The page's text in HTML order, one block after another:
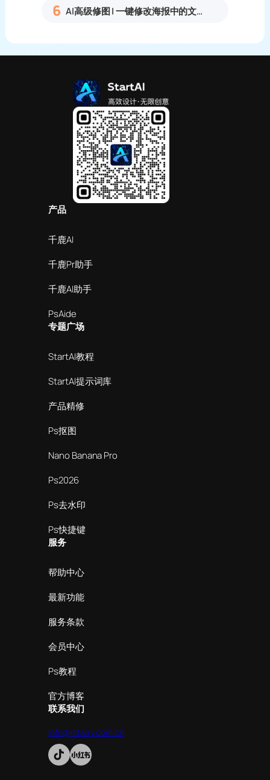
6 AI高级修图 | 一键修改海报中的文字
产品
千鹿AI
千鹿Pr助手
千鹿AI助手
PsAide
专题广场
StartAI教程
StartAI提示词库
产品精修
Ps抠图
Nano Banana Pro
Ps2026
Ps去水印
Ps快捷键
服务
帮助中心
最新功能
服务条款
会员中心
Ps教程
官方博客
联系我们
info@istarry.com.cn